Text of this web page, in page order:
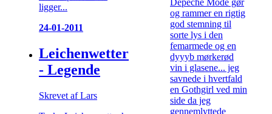
ligger...
24-01-2011
Leichenwetter
- Legende
Skrevet af Lars
og rammer en rigtig
god stemning til
sorte lys i den
femarmede og en
dyyyb mørkerød
vin i glasene... jeg
savnede i hvertfald
en Gothgirl ved min
side da jeg
gennemlyttede